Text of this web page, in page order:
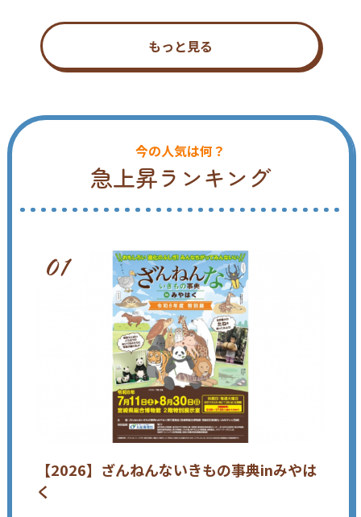
もっと見る
今の人気は何？
急上昇ランキング
【2026】ざんねんないきもの事典inみやは
く